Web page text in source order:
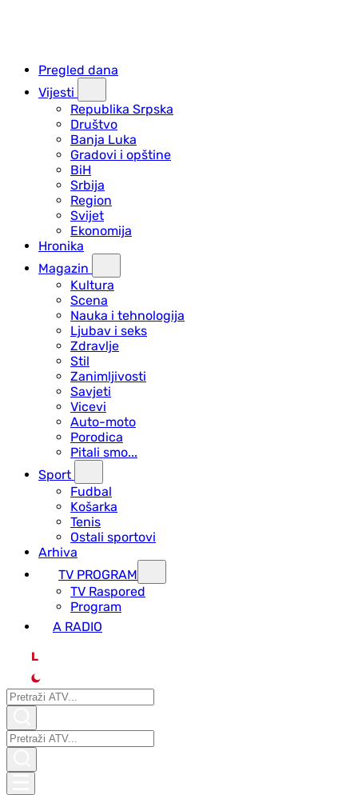
Pregled dana
Vijesti
Republika Srpska
Društvo
Banja Luka
Gradovi i opštine
BiH
Srbija
Region
Svijet
Ekonomija
Hronika
Magazin
Kultura
Scena
Nauka i tehnologija
Ljubav i seks
Zdravlje
Stil
Zanimljivosti
Savjeti
Vicevi
Auto-moto
Porodica
Pitali smo...
Sport
Fudbal
Košarka
Tenis
Ostali sportovi
Arhiva
TV PROGRAM
ТV Raspored
Program
A RADIO
L